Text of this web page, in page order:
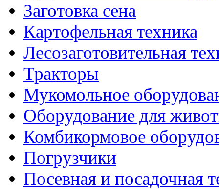
Заготовка сена
Картофельная техника
Лесозаготовительная
Тракторы
Мукомольное
Оборудование для
Комбикормовое
Погрузчики
Посевная и посадочная